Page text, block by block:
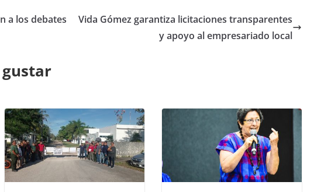
a los debates
Vida Gómez garantiza licitaciones transparentes
y apoyo al empresariado local